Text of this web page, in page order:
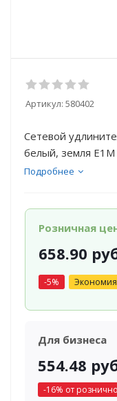
Артикул: 580402
Сетевой
белый, земля E1М
Подробнее
Розничная
658.90
-5% Экономия
Для бизнеса
554.48
-16% от